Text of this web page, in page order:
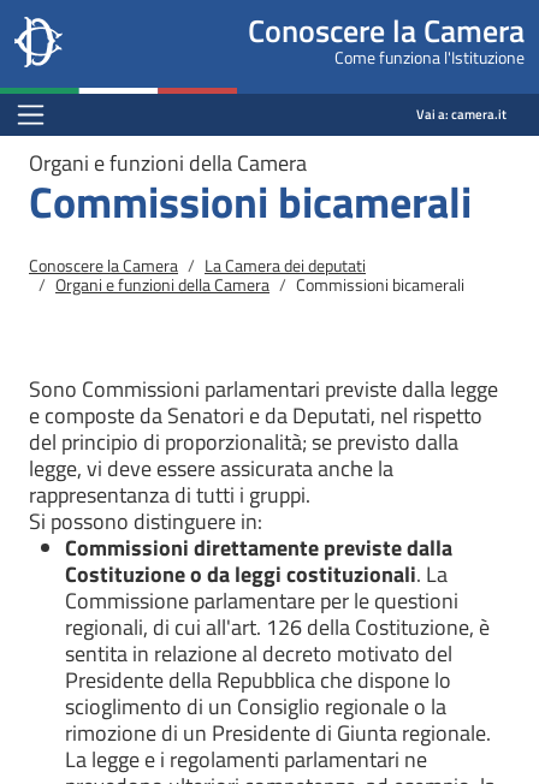
Salta al contenuto principale
Salta al menu di navigazione
Site
header
block
Camera dei deputati
Conoscere la Camera
Come funziona l'Istituzione
Menu Bar block Vai a:camera.it
Organi e funzioni della Camera
Commissioni bicamerali
Briciole di pane
Conoscere la Camera La Camera dei deputati
Organi e funzioni della Camera Commissioni bicamerali
Sono Commissioni parlamentari previste dalla legge
e composte da Senatori e da Deputati, nel rispetto
del principio di proporzionalità; se previsto dalla
legge, vi deve essere assicurata anche la
rappresentanza di tutti i gruppi.
Si possono distinguere in:
Commissioni direttamente previste dalla
Costituzione o da leggi costituzionali. La
Commissione parlamentare per le questioni
regionali, di cui all'art. 126 della Costituzione, è
sentita in relazione al decreto motivato del
Presidente della Repubblica che dispone lo
scioglimento di un Consiglio regionale o la
rimozione di un Presidente di Giunta regionale.
La legge e i regolamenti parlamentari ne
Fine pagina
Salta al contenuto principale
Salta al menu di navigazione
Vai a inizio pagina